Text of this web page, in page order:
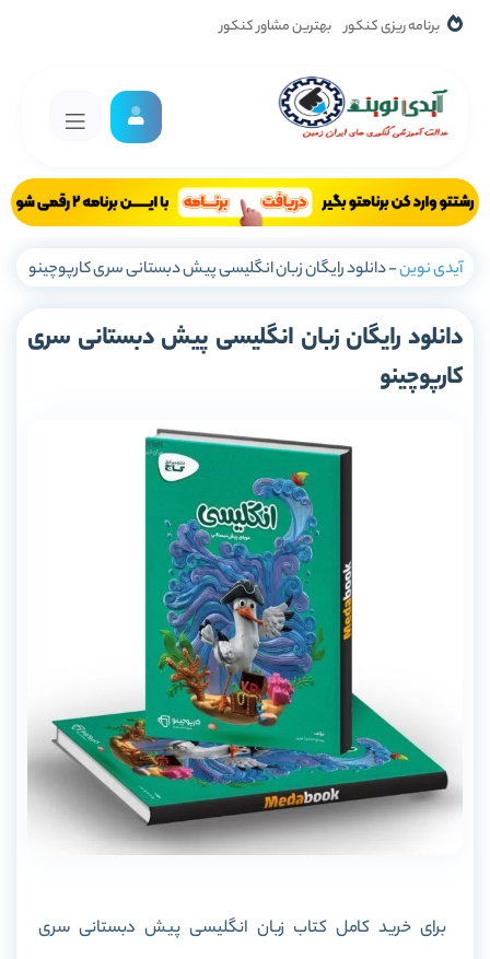
برنامه ریزی کنکور بهترین مشاور کنکور
آیدی نوین-دانلود رایگان زبان انگلیسی پیش دبستانی سری کارپوچینو
دانلود رایگان زبان انگلیسی پیش دبستانی سری
کارپوچینو
برای خرید کامل کتاب زبان انگلیسی پیش دبستانی سری